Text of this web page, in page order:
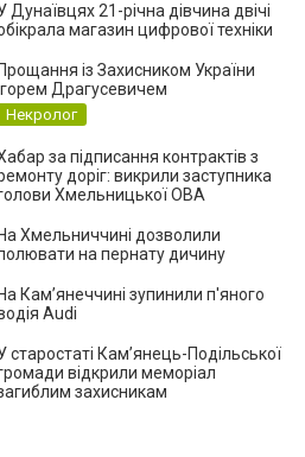
Дунаївцях 21-річна дівчина двічі
магазин цифрової техніки
Прощання із Захисником України
Ігорем Драгусевичем
Некролог
за підписання контрактів з
доріг: викрили заступника
Хмельницької ОВА
На Хмельниччині дозволили
на пернату дичину
На Камʼянеччині зупинили п'яного
Audi
старостаті Кам’янець-Подільської
відкрили меморіал
захисникам